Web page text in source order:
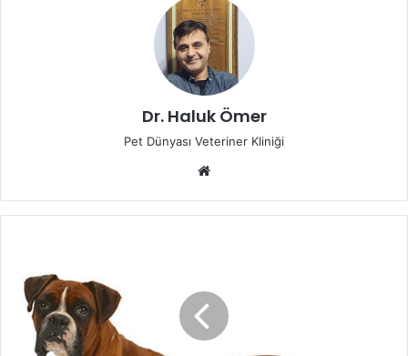
Dr. Haluk Ömer
Pet Dünyası Veteriner Kliniği